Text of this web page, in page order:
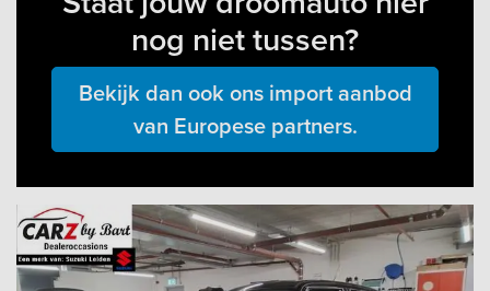
nog niet tussen?
Bekijk dan ook ons import aanbod
van Europese partners.